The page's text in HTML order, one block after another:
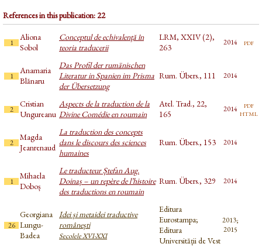
References in this publication: 22
1
Aliona
Sobol
Conceptul de echivalenţă în
teoria traducerii
LRM, XXIV (2),
263
2014 pdf
1
Anamaria
Blănaru
Das Profil der rumänischen
Literatur in Spanien im Prisma
der Übersetzung
Rum. Übers., 111 2014
2
Cristian
Ungureanu
Aspects de la traduction de la
Divine Comédie en roumain
Atel. Trad., 22,
165
2014 pdf
html
2
Magda
Jeanrenaud
La traduction des concepts
dans le discours des sciences
humaines
Rum. Übers., 153 2014
1
Mihaela
Doboș
Le traducteur Ștefan Aug.
Doinaș – un repère de l’histoire
des traductions en roumain
Rum. Übers., 329 2014
26
Georgiana
Lungu-
Badea
Idei și metaidei traductive
românești
Secolele XVI-XXI
Editura
Eurostampa;
Editura
Universității de Vest
2013;
2015